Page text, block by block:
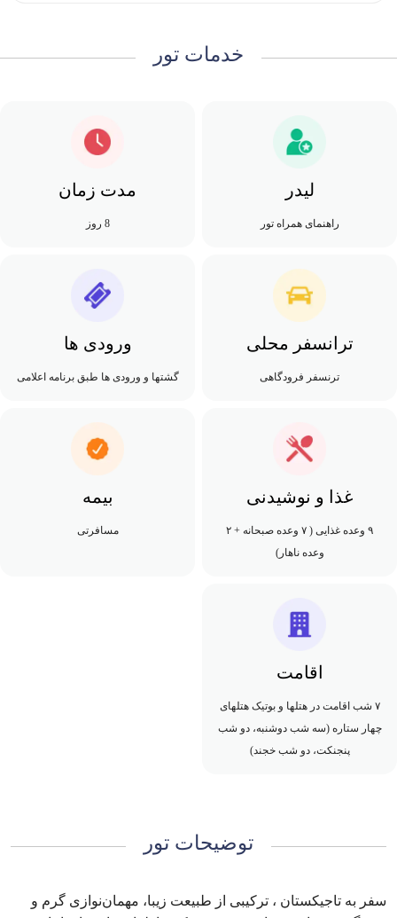
خدمات تور
لیدر
راهنمای همراه تور
مدت زمان
8 روز
ترانسفر محلی
ترنسفر فرودگاهی
ورودی ها
گشتها و ورودی ها طبق برنامه اعلامی
غذا و نوشیدنی
۹ وعده غذایی ( ۷ وعده صبحانه + ۲
وعده ناهار)
بیمه
مسافرتی
اقامت
۷ شب اقامت در هتلها و بوتیک هتلهای
چهار ستاره (سه شب دوشنبه، دو شب
پنجنکت، دو شب خجند)
توضیحات تور
سفر به تاجیکستان ، ترکیبی از طبیعت زیبا، مهمان‌نوازی گرم و